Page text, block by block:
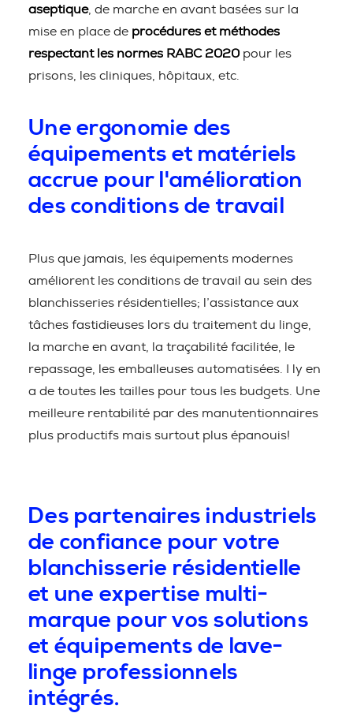
aseptique, de marche en avant basées sur la
mise en place de procédures et méthodes
respectant les normes RABC 2020 pour les
prisons, les cliniques, hôpitaux, etc.
Une ergonomie des
équipements et matériels
accrue pour l'amélioration
des conditions de travail
Plus que jamais, les équipements modernes
améliorent les conditions de travail au sein des
blanchisseries résidentielles; l’assistance aux
tâches fastidieuses lors du traitement du linge,
la marche en avant, la traçabilité facilitée, le
repassage, les emballeuses automatisées. I ly en
a de toutes les tailles pour tous les budgets. Une
meilleure rentabilité par des manutentionnaires
plus productifs mais surtout plus épanouis!
Des partenaires industriels
de confiance pour votre
blanchisserie résidentielle
et une expertise multi-
marque pour vos solutions
et équipements de lave-
linge professionnels
intégrés.